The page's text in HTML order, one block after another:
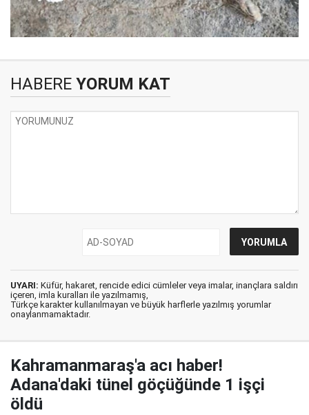
HABERE YORUM KAT
UYARI: Küfür, hakaret, rencide edici cümleler veya imalar, inançlara saldırı
içeren, imla kuralları ile yazılmamış,
Türkçe karakter kullanılmayan ve büyük harflerle yazılmış yorumlar
onaylanmamaktadır.
Kahramanmaraş'a acı haber!
Adana'daki tünel göçüğünde 1 işçi
öldü